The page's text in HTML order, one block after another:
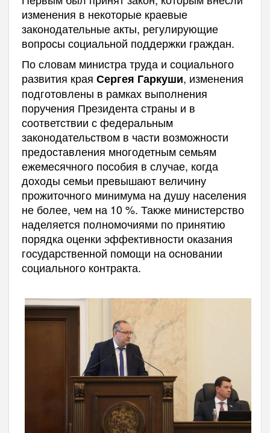
изменения в некоторые краевые
законодательные акты, регулирующие
вопросы социальной поддержки граждан.
По словам министра труда и социального
развития края Сергея Гаркуши, изменения
подготовлены в рамках выполнения
поручения Президента страны и в
соответствии с федеральным
законодательством в части возможности
предоставления многодетным семьям
ежемесячного пособия в случае, когда
доходы семьи превышают величину
прожиточного минимума на душу населения
не более, чем на 10 %. Также министерство
наделяется полномочиями по принятию
порядка оценки эффективности оказания
государственной помощи на основании
социального контракта.